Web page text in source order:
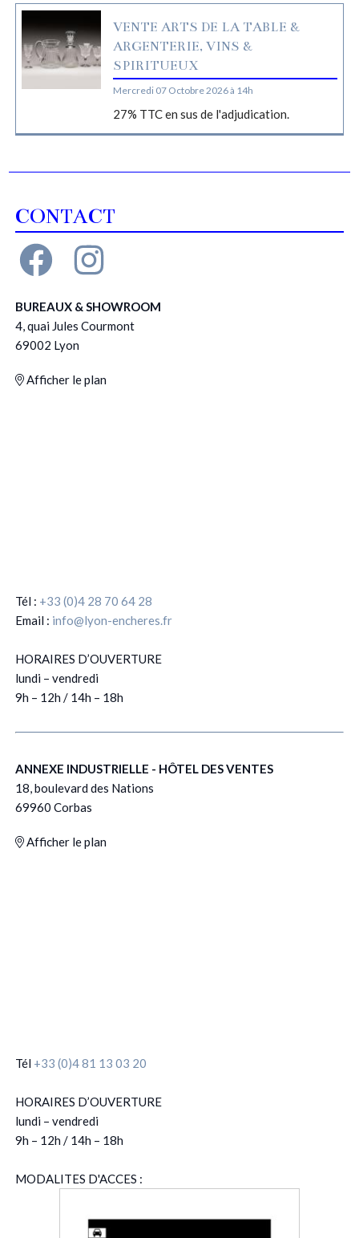
VENTE ARTS DE LA TABLE &
ARGENTERIE, VINS &
SPIRITUEUX
Mercredi 07 Octobre 2026 à 14h
27% TTC en sus de l'adjudication.
CONTACT
BUREAUX & SHOWROOM
4, quai Jules Courmont
69002 Lyon
Afficher le plan
Tél : +33 (0)4 28 70 64 28
Email : info@lyon-encheres.fr
HORAIRES D’OUVERTURE
lundi – vendredi
9h – 12h / 14h – 18h
ANNEXE INDUSTRIELLE - HÔTEL DES VENTES
18, boulevard des Nations
69960 Corbas
Afficher le plan
Tél +33 (0)4 81 13 03 20
HORAIRES D’OUVERTURE
lundi – vendredi
9h – 12h / 14h – 18h
MODALITES D'ACCES :